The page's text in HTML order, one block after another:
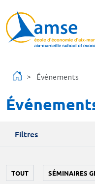
Événements
Filtres
TOUT SÉMINAIRES